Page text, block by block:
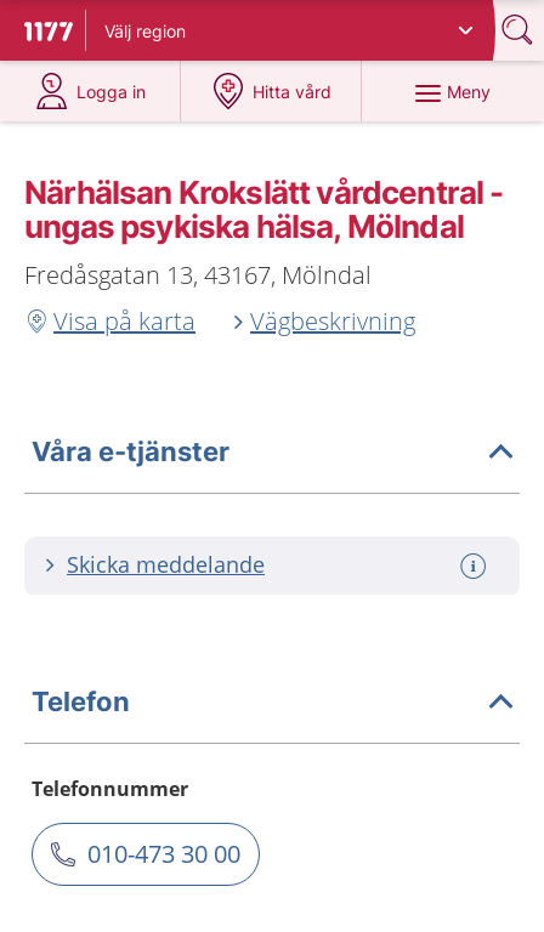
Till startsidan för 1177
Välj region
Logga in
på 1177.se
Hitta vård
på 1177.se
Meny
Närhälsan Krokslätt vårdcentral -
ungas psykiska hälsa, Mölndal
Fredåsgatan 13, 43167, Mölndal
Visa på karta
Vägbeskrivning
Våra e-tjänster
Skicka meddelande
Telefon
Telefonnummer
010-473 30 00